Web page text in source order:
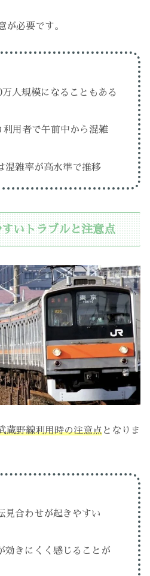
が必要です。
人規模になることもある
利用者で午前中から混雑
混雑率が高水準で推移
いトラブルと注意点
蔵野線利用時の注意点となりま
見合わせが起きやすい
効きにくく感じることが